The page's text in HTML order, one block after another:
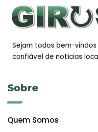
Sejam todos bem-
confiável de notícias
Sobre
Quem Somos